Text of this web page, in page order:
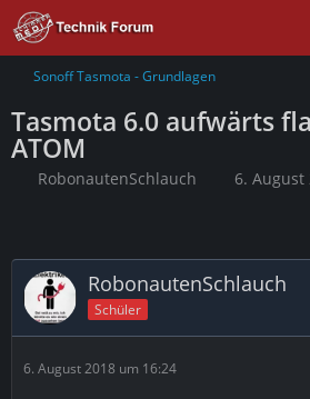
Sonoff Tasmota - Grundlagen
Tasmota 6.0 aufwärts
ATOM
RobonautenSchlauch 6. August
RobonautenSchlauch
Schüler
6. August 2018 um 16:24